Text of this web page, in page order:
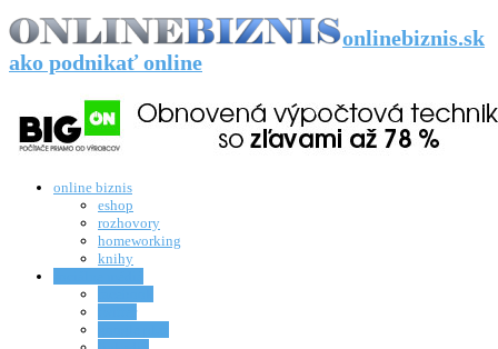
onlinebiznis.sk
ako podnikať online
online biznis
eshop
rozhovory
homeworking
knihy